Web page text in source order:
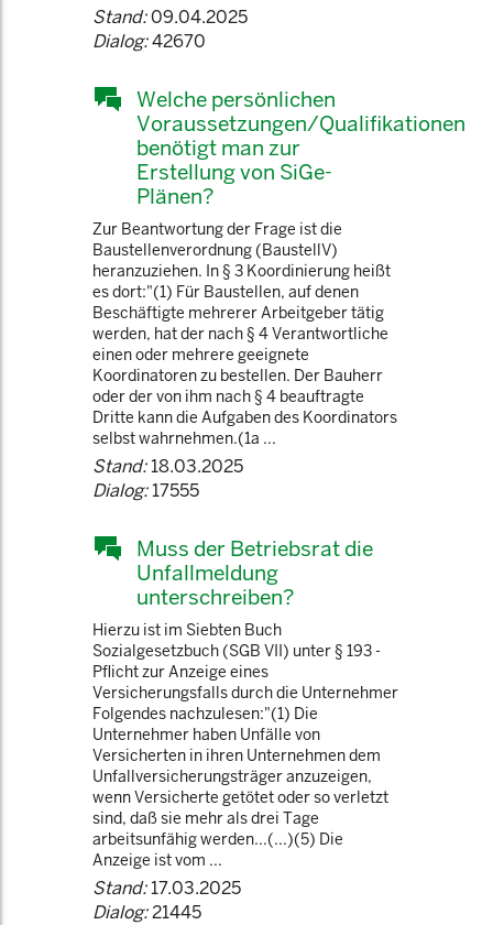
Stand:09.04.2025
Dialog:42670
Welche persönlichen
Voraussetzungen/Qualifikationen
benötigt man zur
Erstellung von SiGe-
Plänen?
Zur Beantwortung der Frage ist die
Baustellenverordnung (BaustellV)
heranzuziehen. In § 3 Koordinierung heißt
es dort:"(1) Für Baustellen, auf denen
Beschäftigte mehrerer Arbeitgeber tätig
werden, hat der nach § 4 Verantwortliche
einen oder mehrere geeignete
Koordinatoren zu bestellen. Der Bauherr
oder der von ihm nach § 4 beauftragte
Dritte kann die Aufgaben des Koordinators
selbst wahrnehmen.(1a ...
Stand:18.03.2025
Dialog:17555
Muss der Betriebsrat die
Unfallmeldung
unterschreiben?
Hierzu ist im Siebten Buch
Sozialgesetzbuch (SGB VII) unter § 193 -
Pflicht zur Anzeige eines
Versicherungsfalls durch die Unternehmer
Folgendes nachzulesen:"(1) Die
Unternehmer haben Unfälle von
Versicherten in ihren Unternehmen dem
Unfallversicherungsträger anzuzeigen,
wenn Versicherte getötet oder so verletzt
sind, daß sie mehr als drei Tage
arbeitsunfähig werden...(...)(5) Die
Anzeige ist vom ...
Stand:17.03.2025
Dialog:21445